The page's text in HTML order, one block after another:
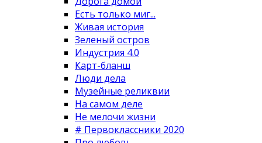
Есть только миг...
Живая история
Зеленый остров
Индустрия 4.0
Карт-бланш
Люди дела
Музейные реликвии
На самом деле
Не мелочи жизни
# Первоклассники 2020